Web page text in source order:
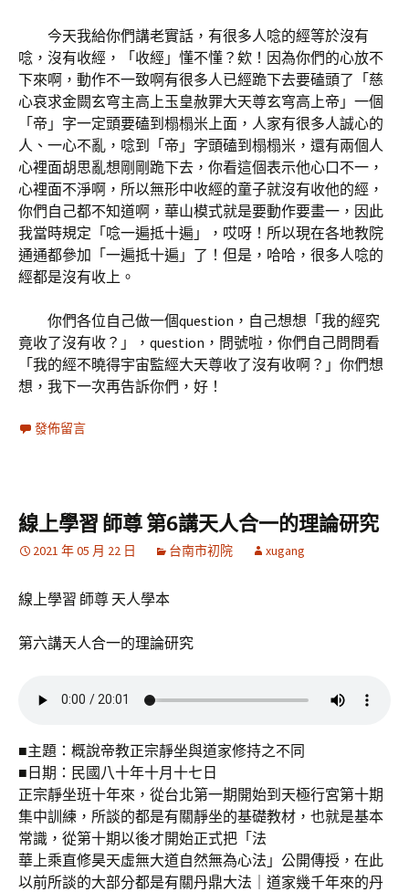
今天我給你們講老實話，有很多人唸的經等於沒有
唸，沒有收經，「收經」懂不懂？欸！因為你們的心放不
下來啊，動作不一致啊有很多人已經跪下去要磕頭了「慈
心哀求金闕玄穹主高上玉皇赦罪大天尊玄穹高上帝」一個
「帝」字一定頭要磕到榻榻米上面，人家有很多人誠心的
人、一心不亂，唸到「帝」字頭磕到榻榻米，還有兩個人
心裡面胡思亂想剛剛跪下去，你看這個表示他心口不一，
心裡面不淨啊，所以無形中收經的童子就沒有收他的經，
你們自己都不知道啊，華山模式就是要動作要畫一，因此
我當時規定「唸一遍抵十遍」，哎呀！所以現在各地教院
通通都參加「一遍抵十遍」了！但是，哈哈，很多人唸的
經都是沒有收上。
你們各位自己做一個question，自己想想「我的經究
竟收了沒有收？」，question，問號啦，你們自己問問看
「我的經不曉得宇宙監經大天尊收了沒有收啊？」你們想
想，我下一次再告訴你們，好！
發佈留言
線上學習 師尊 第6講天人合一的理論研究
2021 年 05 月 22 日 台南市初院 xugang
線上學習 師尊 天人學本
第六講天人合一的理論研究
■主題：概說帝教正宗靜坐與道家修持之不同
■日期：民國八十年十月十七日
正宗靜坐班十年來，從台北第一期開始到天極行宮第十期
集中訓練，所談的都是有關靜坐的基礎教材，也就是基本
常識，從第十期以後才開始正式把「法
華上乘直修昊天虛無大道自然無為心法」公開傳授，在此
以前所談的大部分都是有關丹鼎大法｜道家幾千年來的丹